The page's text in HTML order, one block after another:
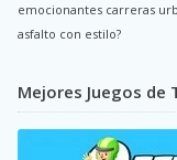
emocionantes carreras
asfalto con estilo?
Mejores Juegos de